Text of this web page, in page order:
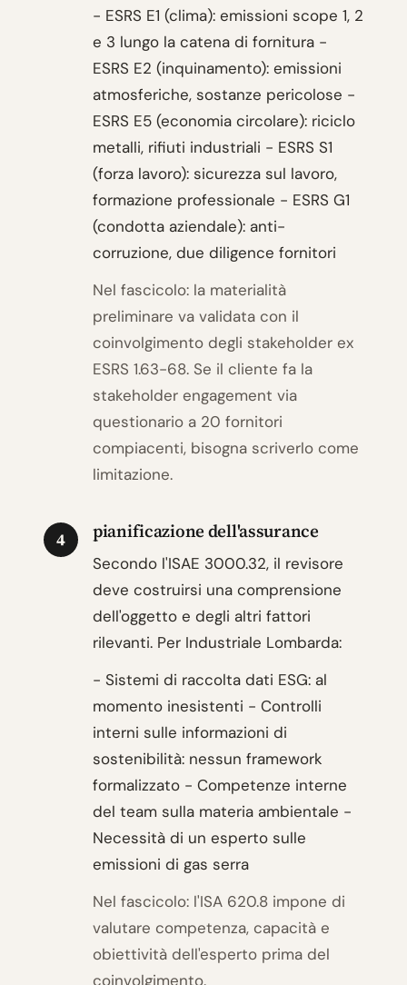
- ESRS E1 (clima): emissioni scope 1, 2
e 3 lungo la catena di fornitura -
ESRS E2 (inquinamento): emissioni
atmosferiche, sostanze pericolose -
ESRS E5 (economia circolare): riciclo
metalli, rifiuti industriali - ESRS S1
(forza lavoro): sicurezza sul lavoro,
formazione professionale - ESRS G1
(condotta aziendale): anti-
corruzione, due diligence fornitori
Nel fascicolo: la materialità
preliminare va validata con il
coinvolgimento degli stakeholder ex
ESRS 1.63-68. Se il cliente fa la
stakeholder engagement via
questionario a 20 fornitori
compiacenti, bisogna scriverlo come
limitazione.
4 pianificazione dell'assurance
Secondo l'ISAE 3000.32, il revisore
deve costruirsi una comprensione
dell'oggetto e degli altri fattori
rilevanti. Per Industriale Lombarda:
- Sistemi di raccolta dati ESG: al
momento inesistenti - Controlli
interni sulle informazioni di
sostenibilità: nessun framework
formalizzato - Competenze interne
del team sulla materia ambientale -
Necessità di un esperto sulle
emissioni di gas serra
Nel fascicolo: l'ISA 620.8 impone di
valutare competenza, capacità e
obiettività dell'esperto prima del
coinvolgimento.